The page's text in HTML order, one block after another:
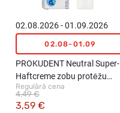
02.08.2026 - 01.09.2026
02.08-01.09
PROKUDENT Neutral Super-
Haftcreme zobu protēžu
līme, 40g
Regulārā cena
3,59 €
4,49 €